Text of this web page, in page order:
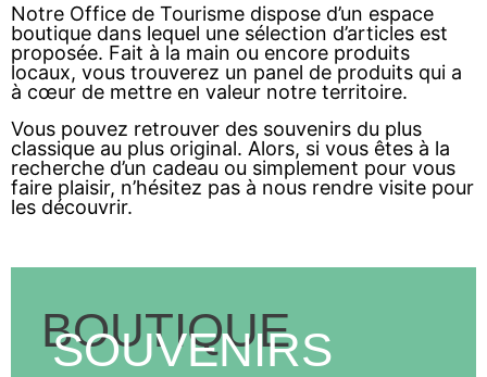
Notre Office de Tourisme dispose d’un espace
boutique dans lequel une sélection d’articles est
proposée. Fait à la main ou encore produits
locaux, vous trouverez un panel de produits qui a
à cœur de mettre en valeur notre territoire.
Vous pouvez retrouver des souvenirs du plus
classique au plus original. Alors, si vous êtes à la
recherche d’un cadeau ou simplement pour vous
faire plaisir, n’hésitez pas à nous rendre visite pour
les découvrir.
BOUTIQUE
SOUVENIRS